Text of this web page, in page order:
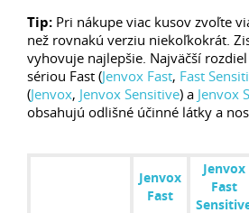
Tip: Pri nákupe viac kusov zvoľte
než rovnakú verziu niekoľkokrát.
vyhovuje najlepšie. Najväčší
sériou Fast (Jenvox Fast, Fast
(Jenvox, Jenvox Sensitive) a Jenvox
obsahujú odlišné účinné látky a
Jenvox
Fast
Jenvox
Fast